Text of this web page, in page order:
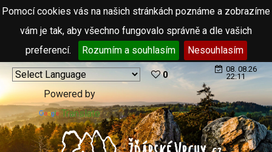
Pomocí cookies vás na našich stránkách poznáme a zobrazíme
vám je tak, aby všechno fungovalo správně a dle vašich
preferencí.
Rozumím a souhlasím Nesouhlasím
Powered by
Translate
0
08. 08.26
22:11